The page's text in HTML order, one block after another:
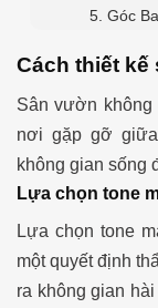
5. Góc
Cách thiết
Sân vườn không
nơi gặp gỡ
không gian sống
Lựa chọn tone
Lựa chọn tone
một quyết định
ra không gian